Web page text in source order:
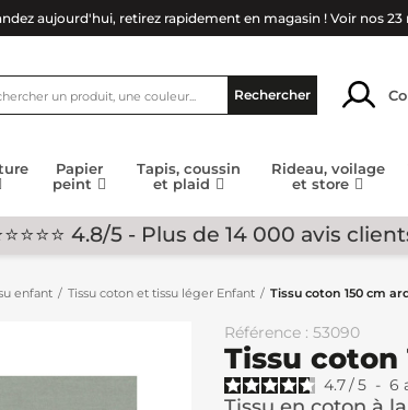
aujourd'hui, retirez rapidement en magasin ! Voir nos 23
Rechercher
Papier
peint
Tapis, coussin
et plaid
Rideau, voilage
et store
4.8/5 - Plus de 14 000 avis
enfant Tissu coton et tissu léger Enfant Tissu coton 150 cm
Référence : 53090
Tissu coton
4.7/5 - 6